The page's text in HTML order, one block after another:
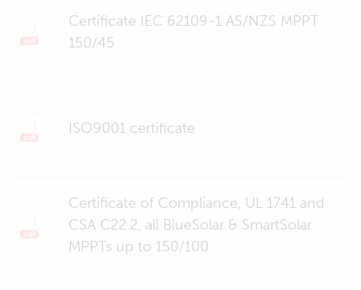
Certificate IEC 62109-1 AS/NZS MPPT
150/45
ISO9001 certificate
Certificate of Compliance, UL 1741 and
CSA C22.2, all BlueSolar & SmartSolar
MPPTs up to 150/100